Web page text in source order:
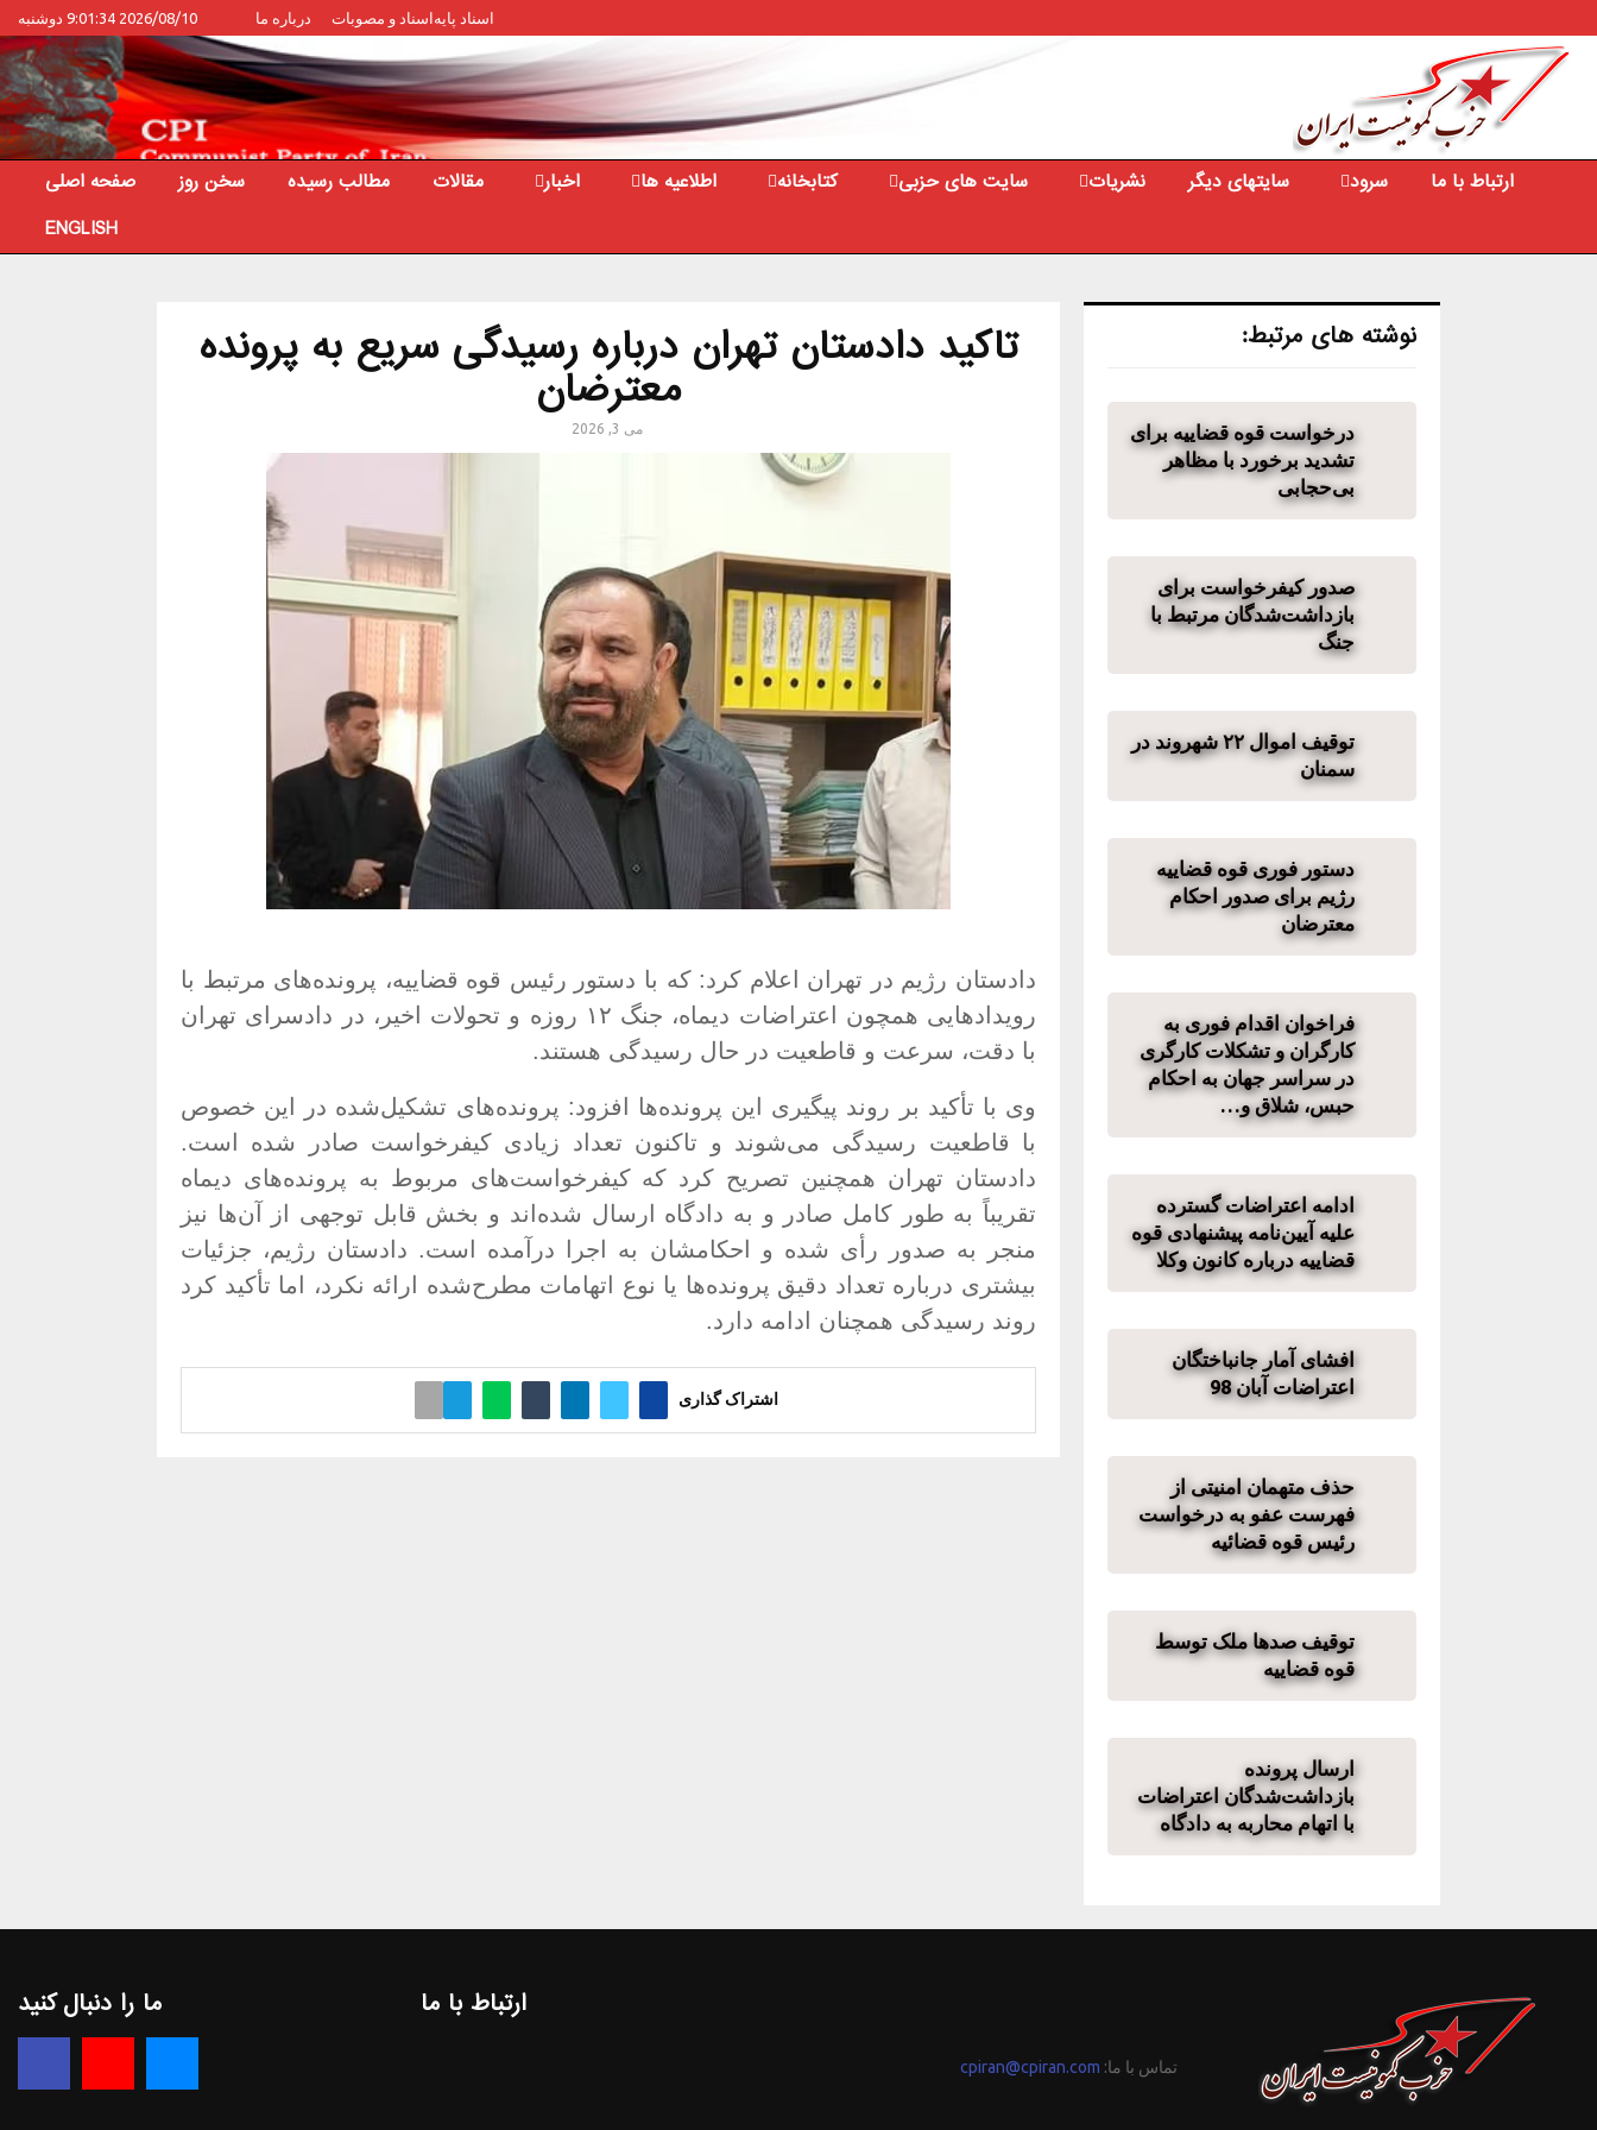
2026/08/10 9:01:34 دوشنبه اسناد پایه اسناد و مصوبات درباره ما
صفحه اصلی سخن روز مطالب رسیده مقالات اخبار اطلاعیه ها کتابخانه سایت های حزبی نشریات سایتهای دیگر سرود
ارتباط با ما
ENGLISH
تاکید دادستان تهران درباره رسیدگی سریع به پرونده‌
معترضان
می 3, 2026
دادستان رژیم در تهران اعلام کرد: که با دستور رئیس قوه قضاییه، پرونده‌های مرتبط با
رویدادهایی همچون اعتراضات دیماه، جنگ ۱۲ روزه و تحولات اخیر، در دادسرای تهران
با دقت، سرعت و قاطعیت در حال رسیدگی هستند.
وی با تأکید بر روند پیگیری این پرونده‌ها افزود: پرونده‌های تشکیل‌شده در این خصوص
با قاطعیت رسیدگی می‌شوند و تاکنون تعداد زیادی کیفرخواست صادر شده است.
دادستان تهران همچنین تصریح کرد که کیفرخواست‌های مربوط به پرونده‌های دیماه
تقریباً به طور کامل صادر و به دادگاه ارسال شده‌اند و بخش قابل توجهی از آن‌ها نیز
منجر به صدور رأی شده و احکامشان به اجرا درآمده است. دادستان رژیم، جزئیات
بیشتری درباره تعداد دقیق پرونده‌ها یا نوع اتهامات مطرح‌شده ارائه نکرد، اما تأکید کرد
روند رسیدگی همچنان ادامه دارد.
اشتراک گذاری
نوشته های مرتبط:
درخواست قوه قضاییه برای
تشدید برخورد با مظاهر
بی‌حجابی
صدور کیفرخواست برای
بازداشت‌شدگان مرتبط با
جنگ
توقیف اموال ۲۲ شهروند در
سمنان
دستور فوری قوه قضاییه
رژیم برای صدور احکام
معترضان
فراخوان اقدام فوری به
کارگران و تشکلات کارگری
در سراسر جهان به احکام
حبس، شلاق و…
ادامه اعتراضات گسترده
علیه آیین‌نامه پیشنهادی قوه
قضاییه درباره کانون وکلا
افشای آمار جانباختگان
اعتراضات آبان 98
حذف متهمان امنیتی از
فهرست عفو به درخواست
رئیس قوه قضائیه
توقیف صدها ملک توسط
قوه قضاییه
ارسال پرونده
بازداشت‌شدگان اعتراضات
با اتهام محاربه به دادگاه
ارتباط با ما
تماس با ما: cpiran@cpiran.com
ما را دنبال کنید